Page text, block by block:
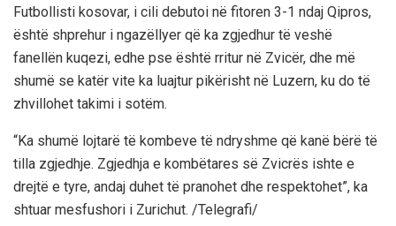
Futbollisti kosovar, i cili debutoi në fitoren 3-1 ndaj Qipros,
është shprehur i ngazëllyer që ka zgjedhur të veshë
fanellën kuqezi, edhe pse është rritur në Zvicër, dhe më
shumë se katër vite ka luajtur pikërisht në Luzern, ku do të
zhvillohet takimi i sotëm.
“Ka shumë lojtarë të kombeve të ndryshme që kanë bërë të
tilla zgjedhje. Zgjedhja e kombëtares së Zvicrës ishte e
drejtë e tyre, andaj duhet të pranohet dhe respektohet”, ka
shtuar mesfushori i Zurichut. /Telegrafi/